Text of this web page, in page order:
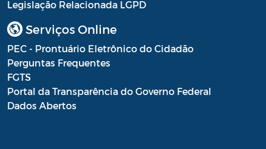
Legislação Relacionada LGPD
Serviços Online
PEC - Prontuário Eletrônico do Cidadão
Perguntas Frequentes
FGTS
Portal da Transparência do Governo Federal
Dados Abertos